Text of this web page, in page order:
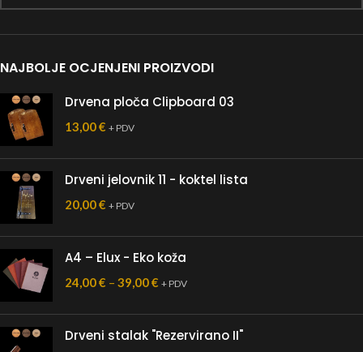
NAJBOLJE OCJENJENI PROIZVODI
Drvena ploča Clipboard 03
13,00€ + PDV
Drveni jelovnik 11 - koktel lista
20,00€ + PDV
A4 – Elux - Eko koža
24,00€ – 39,00€ + PDV
Drveni stalak "Rezervirano II"